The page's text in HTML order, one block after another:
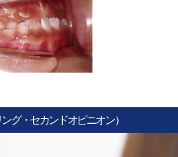
グ・セカンドオピニオン）